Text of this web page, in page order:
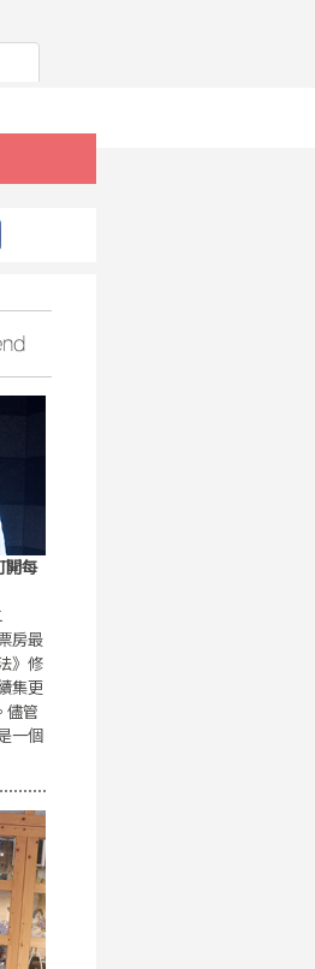
開每
房最
》修
集更
儘管
一個